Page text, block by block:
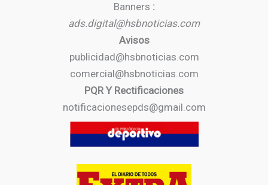
Banners :
ads.digital@hsbnoticias.com
Avisos
publicidad@hsbnoticias.com
comercial@hsbnoticias.com
PQR Y Rectificaciones
notificacionesepds@gmail.com